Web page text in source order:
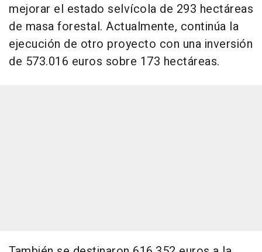
mejorar el estado selvícola de 293 hectáreas
de masa forestal. Actualmente, continúa la
ejecución de otro proyecto con una inversión
de 573.016 euros sobre 173 hectáreas.